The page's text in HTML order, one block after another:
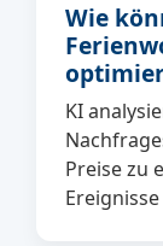
Wie
KI
Preise zu